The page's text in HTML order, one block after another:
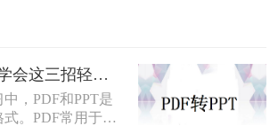
享。那么PDF如
是两种常用的方
pdf怎么转ppt？学会这三招轻松搞定转换！
，PDF和PPT是
。PDF常用于文